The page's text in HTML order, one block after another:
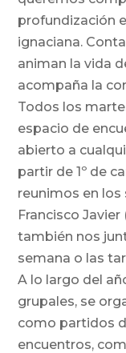
profundización
ignaciana.
animan la vida
acompaña la
Todos los
espacio de
abierto a
partir de 1º de
reunimos en los
Francisco
también nos
semana o las
A lo largo del
grupales, se
como partidos
encuentros,